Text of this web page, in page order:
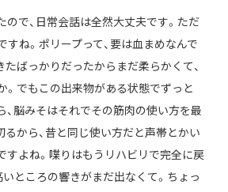
ので、日常会話は全然大丈夫です。ただ
ね。ポリープって、要は血まめなんで
ばっかりだったからまだ柔らかくて、
。でもこの出来物がある状態でずっと
、脳みそはそれでその筋肉の使い方を最
るから、昔と同じ使い方だと声帯とかい
すよね。喋りはもうリハビリで完全に戻
いところの響きがまだ出なくて。ちょっ